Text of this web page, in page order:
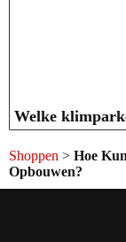
Welke
Shoppen > Hoe
Opbouwen?